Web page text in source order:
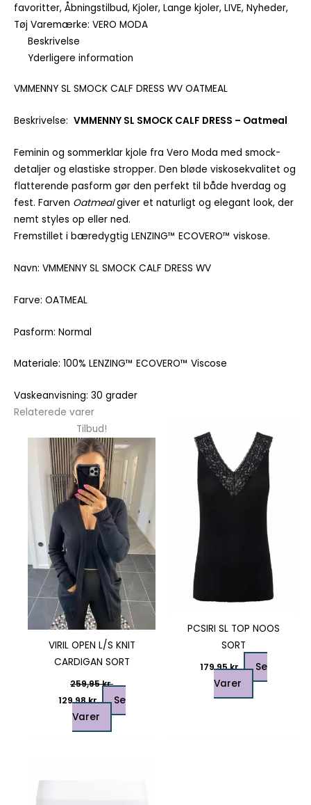
favoritter, Åbningstilbud, Kjoler, Lange kjoler, LIVE, Nyheder,
Tøj Varemærke: VERO MODA
Beskrivelse
Yderligere information
VMMENNY SL SMOCK CALF DRESS WV OATMEAL
Beskrivelse: VMMENNY SL SMOCK CALF DRESS – Oatmeal
Feminin og sommerklar kjole fra Vero Moda med smock-
detaljer og elastiske stropper. Den bløde viskosekvalitet og
flatterende pasform gør den perfekt til både hverdag og
fest. Farven Oatmealgiver et naturligt og elegant look, der
nemt styles op eller ned.
Fremstillet i bæredygtig LENZING™ ECOVERO™ viskose.
Navn: VMMENNY SL SMOCK CALF DRESS WV
Farve: OATMEAL
Pasform: Normal
Materiale: 100% LENZING™ ECOVERO™ Viscose
Vaskeanvisning: 30 grader
Relaterede varer
Tilbud!
VIRIL OPEN L/S KNIT
CARDIGAN SORT
259,95kr.
129,98kr.
Se
Varer
vare
har
flere
varianter.
Mulighederne
kan
vælges
på
varesiden
PCSIRI SL TOP NOOS
SORT
179,95kr.
Se
Varer
Dette
vare
har
flere
varianter.
kan
vælges
varesiden